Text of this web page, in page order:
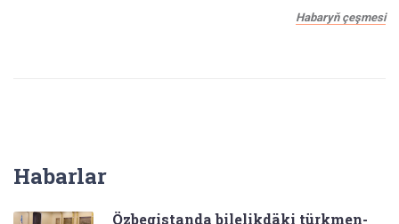
Habaryň çeşmesi
Habarlar
Özbegistanda bilelikdäki türkmen-